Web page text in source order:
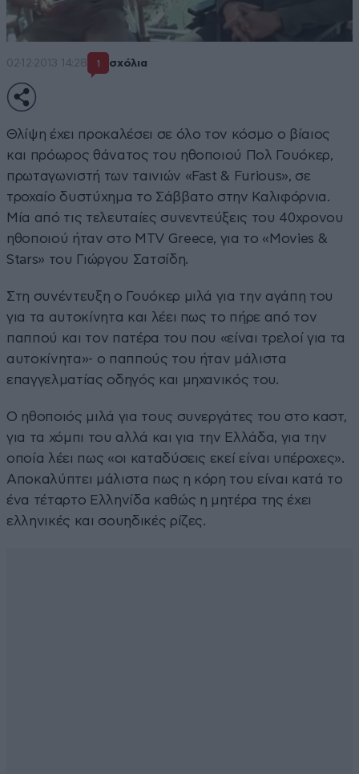
02·12·2013 14:28 1 σχόλια
Θλίψη έχει προκαλέσει σε όλο τον κόσμο ο βίαιος
και πρόωρος θάνατος του ηθοποιού Πολ Γουόκερ,
πρωταγωνιστή των ταινιών «Fast & Furious», σε
τροχαίο δυστύχημα το Σάββατο στην Καλιφόρνια.
Μία από τις τελευταίες συνεντεύξεις του 40χρονου
ηθοποιού ήταν στο MTV Greece, για τo «Movies &
Stars» του Γιώργου Σατσίδη.
Στη συνέντευξη ο Γουόκερ μιλά για την αγάπη του
για τα αυτοκίνητα και λέει πως το πήρε από τον
παππού και τον πατέρα του που «είναι τρελοί για τα
αυτοκίνητα»- ο παππούς του ήταν μάλιστα
επαγγελματίας οδηγός και μηχανικός του.
Ο ηθοποιός μιλά για τους συνεργάτες του στο καστ,
για τα χόμπι του αλλά και για την Ελλάδα, για την
οποία λέει πως «οι καταδύσεις εκεί είναι υπέροχες».
Αποκαλύπτει μάλιστα πως η κόρη του είναι κατά το
ένα τέταρτο Ελληνίδα καθώς η μητέρα της έχει
ελληνικές και σουηδικές ρίζες.